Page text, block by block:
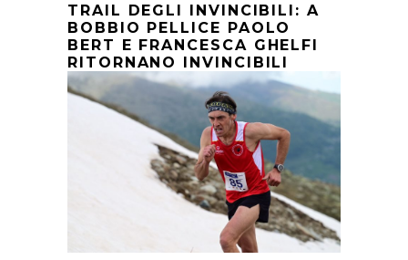
TRAIL DEGLI INVINCIBILI: A
BOBBIO PELLICE PAOLO
BERT E FRANCESCA GHELFI
RITORNANO INVINCIBILI